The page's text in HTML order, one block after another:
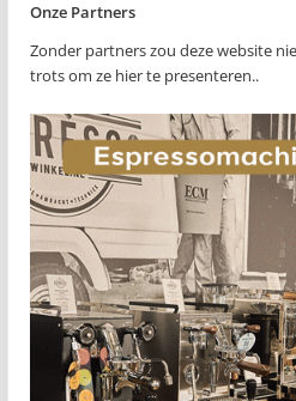
Onze Partners
Zonder partners zou deze website
trots om ze hier te presenteren..